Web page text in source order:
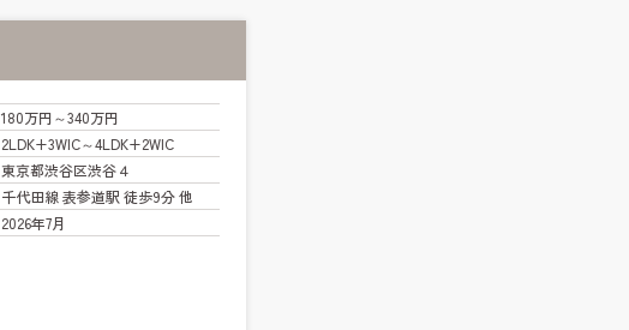
180万円～340万円
2LDK+3WIC～4LDK+2WIC
東京都渋谷区渋谷４
千代田線 表参道駅 徒歩9分 他
2026年7月